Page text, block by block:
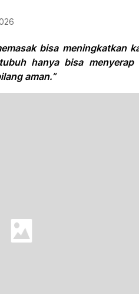
bisa meningkatkan
hanya bisa menyerap
aman.”